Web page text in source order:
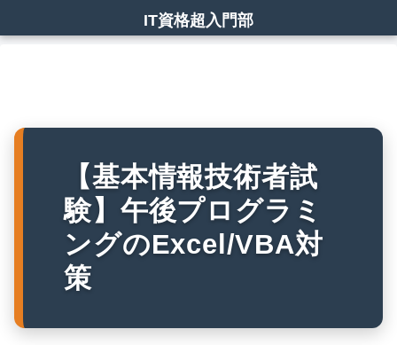
IT資格超入門部
【基本情報技術者試
験】午後プログラミ
ングのExcel/VBA対
策